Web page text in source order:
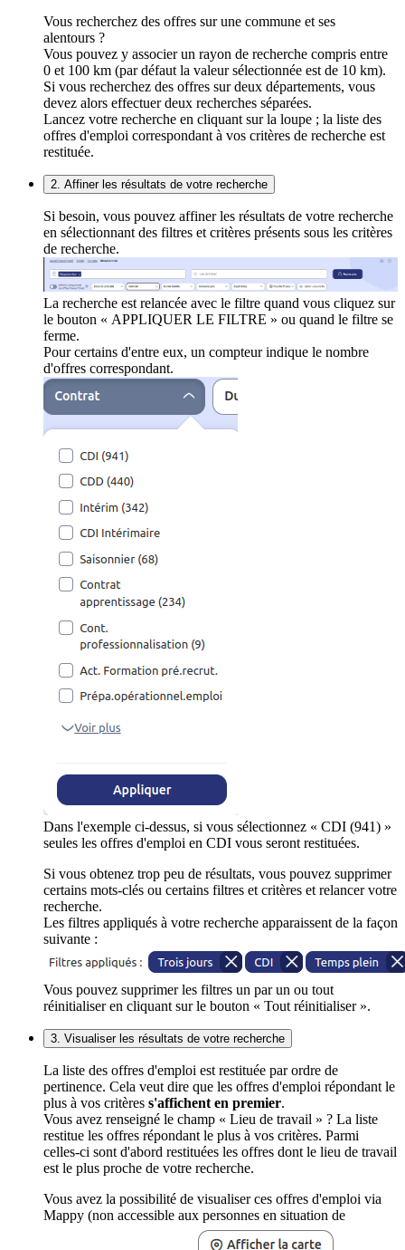
Vous recherchez des offres sur une commune et ses
alentours ?
Vous pouvez y associer un rayon de recherche compris entre
0 et 100 km (par défaut la valeur sélectionnée est de 10 km).
Si vous recherchez des offres sur deux départements, vous
devez alors effectuer deux recherches séparées.
Lancez votre recherche en cliquant sur la loupe ; la liste des
offres d'emploi correspondant à vos critères de recherche est
restituée.
2. Affiner les résultats de votre recherche
Si besoin, vous pouvez affiner les résultats de votre recherche
en sélectionnant des filtres et critères présents sous les critères
de recherche.
La recherche est relancée avec le filtre quand vous cliquez sur
le bouton « APPLIQUER LE FILTRE » ou quand le filtre se
ferme.
Pour certains d'entre eux, un compteur indique le nombre
d'offres correspondant.
Dans l'exemple ci-dessus, si vous sélectionnez « CDI (941) »
seules les offres d'emploi en CDI vous seront restituées.
Si vous obtenez trop peu de résultats, vous pouvez supprimer
certains mots-clés ou certains filtres et critères et relancer votre
recherche.
Les filtres appliqués à votre recherche apparaissent de la façon
suivante :
Vous pouvez supprimer les filtres un par un ou tout
réinitialiser en cliquant sur le bouton « Tout réinitialiser ».
3. Visualiser les résultats de votre recherche
La liste des offres d'emploi est restituée par ordre de
pertinence. Cela veut dire que les offres d'emploi répondant le
plus à vos critères s'affichent en premier.
Vous avez renseigné le champ « Lieu de travail » ? La liste
restitue les offres répondant le plus à vos critères. Parmi
celles-ci sont d'abord restituées les offres dont le lieu de travail
est le plus proche de votre recherche.
Vous avez la possibilité de visualiser ces offres d'emploi via
Mappy (non accessible aux personnes en situation de